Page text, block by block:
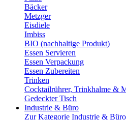
Bäcker
Metzger
Eisdiele
Imbiss
BIO (nachhaltige Produkt)
Essen Servieren
Essen Verpackung
Essen Zubereiten
Trinken
Cocktailrührer, Trinkhalme &
Gedeckter Tisch
Industrie & Büro
Zur Kategorie Industrie & Büro